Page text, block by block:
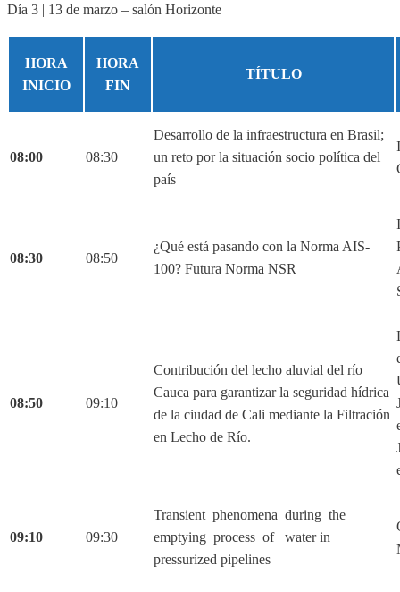
Día 3 | 13 de marzo – salón Horizonte
HORA
INICIO
HORA
FIN
TÍTULO
08:00 08:30
Desarrollo de la infraestructura en Brasil;
un reto por la situación socio política del
país
08:30 08:50
¿Qué está pasando con la Norma AIS-
100? Futura Norma NSR
08:50 09:10
Contribución del lecho aluvial del río
Cauca para garantizar la seguridad hídrica
de la ciudad de Cali mediante la Filtración
en Lecho de Río.
09:10 09:30
Transient phenomena during the
emptying process of water in
pressurized pipelines